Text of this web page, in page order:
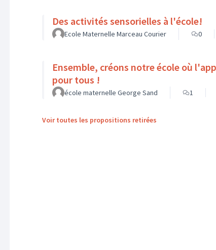
Des activités sensorielles à l'école!
Ecole Maternelle Marceau Courier 0
Ensemble, créons notre école où
pour tous !
école maternelle George Sand 1
Voir toutes les propositions retirées